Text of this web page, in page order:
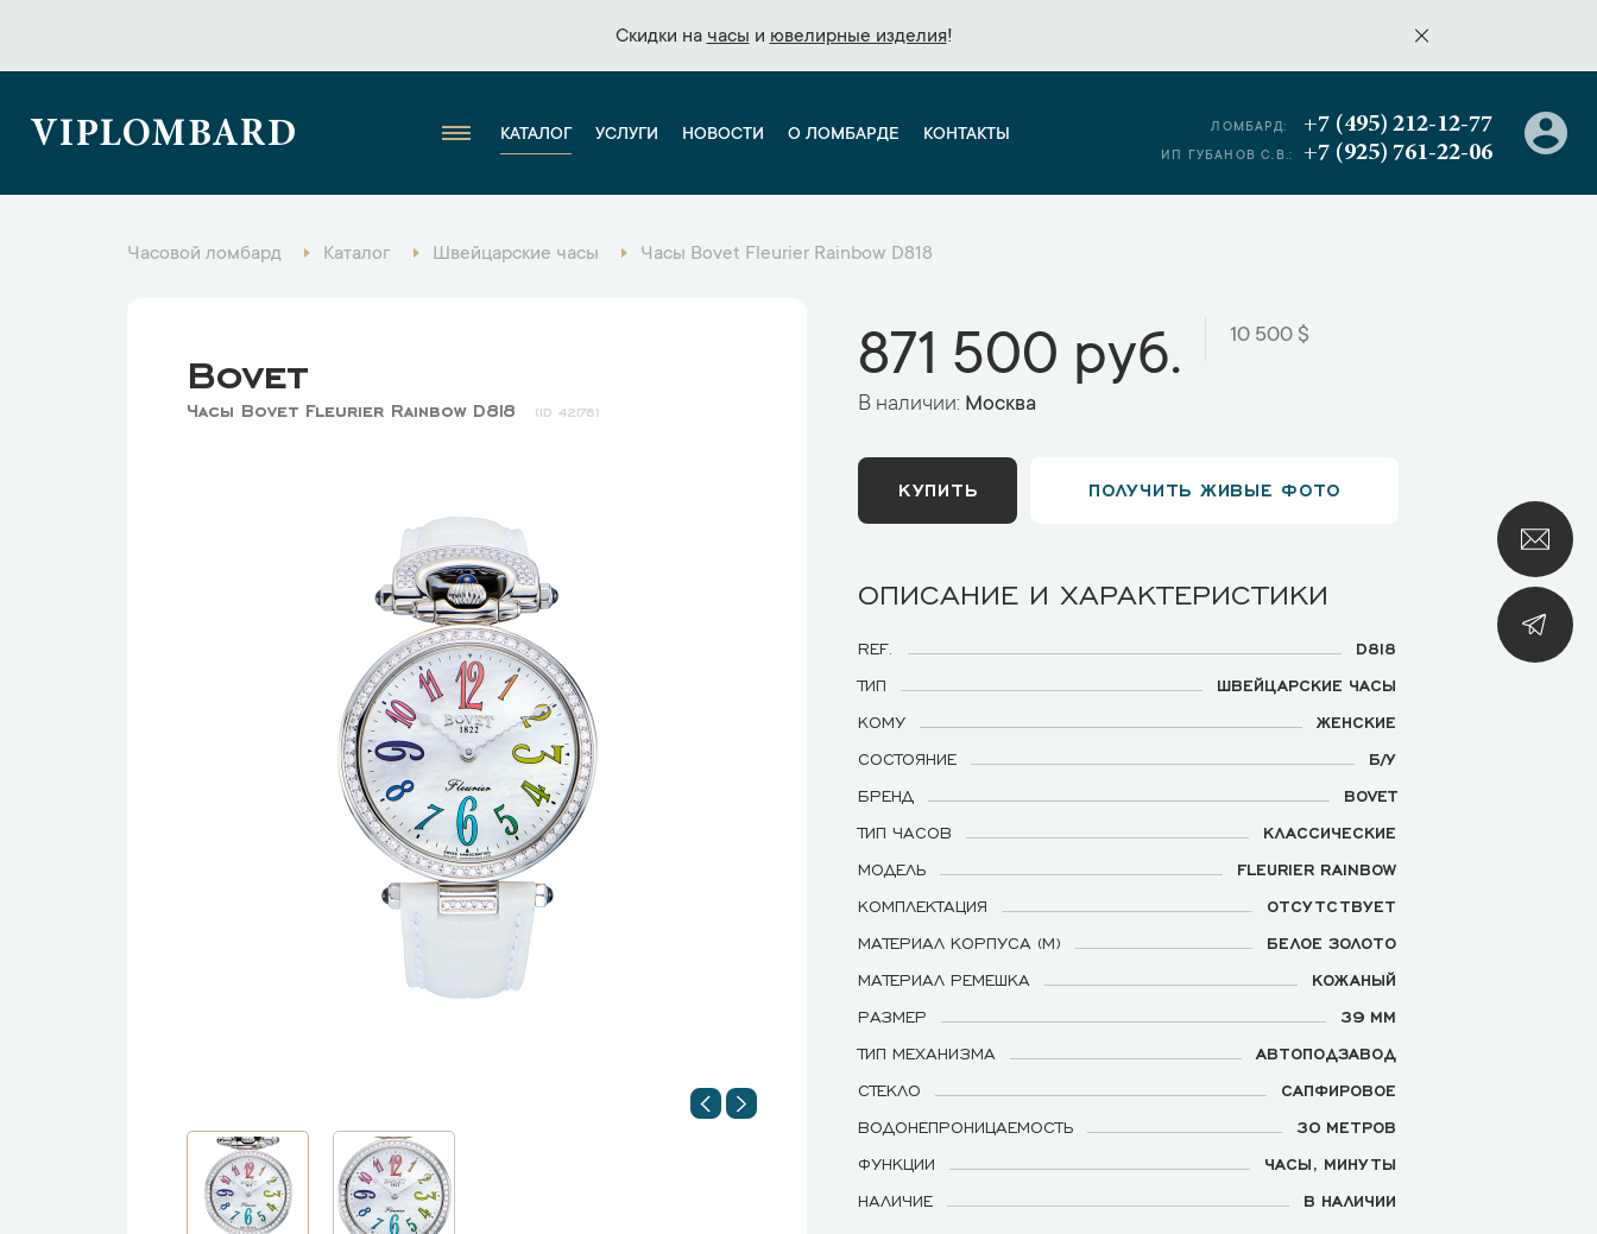
Скидки на часы и ювелирные изделия!
Скидки на часы и ювелирные изделия!
VIPLOMBARD КАТАЛОГ УСЛУГИ НОВОСТИ О ЛОМБАРДЕ КОНТАКТЫ ЛОМБАРД: +7 (495) 212-12-77
ИП ГУБАНОВ С.В.: +7 (925) 761-22-06
Часовой ломбард Каталог Швейцарские часы Часы Bovet Fleurier Rainbow D818
Bovet
Часы Bovet Fleurier Rainbow D818 42178
871 500 руб. 10 500 $
В наличии: Москва
КУПИТЬ ПОЛУЧИТЬ ЖИВЫЕ ФОТО
ОПИСАНИЕ И ХАРАКТЕРИСТИКИ
REF.
D818
ТИП
ШВЕЙЦАРСКИЕ ЧАСЫ
КОМУ
ЖЕНСКИЕ
СОСТОЯНИЕ
Б/У
БРЕНД
BOVET
ТИП ЧАСОВ
КЛАССИЧЕСКИЕ
МОДЕЛЬ
FLEURIER RAINBOW
КОМПЛЕКТАЦИЯ
ОТСУТСТВУЕТ
МАТЕРИАЛ КОРПУСА (М)
БЕЛОЕ ЗОЛОТО
МАТЕРИАЛ РЕМЕШКА
КОЖАНЫЙ
РАЗМЕР
39 ММ
ТИП МЕХАНИЗМА
АВТОПОДЗАВОД
СТЕКЛО
САПФИРОВОЕ
ВОДОНЕПРОНИЦАЕМОСТЬ
30 МЕТРОВ
ФУНКЦИИ
ЧАСЫ, МИНУТЫ
НАЛИЧИЕ
В НАЛИЧИИ